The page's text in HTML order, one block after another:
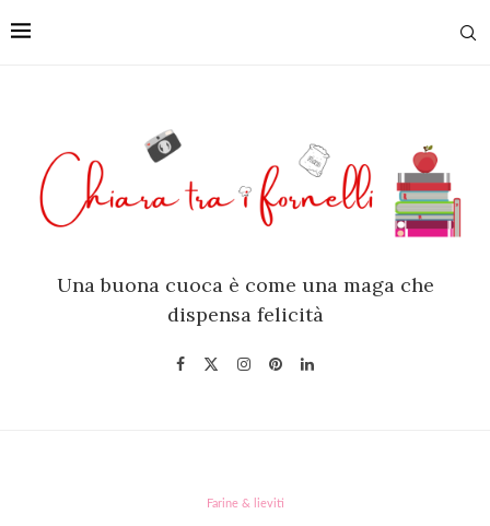
Una buona cuoca è come una maga che
dispensa felicità
Farine & lieviti
public_html/wp-